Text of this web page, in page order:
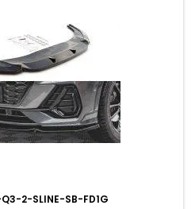
2-SLINE-SB-FD1G